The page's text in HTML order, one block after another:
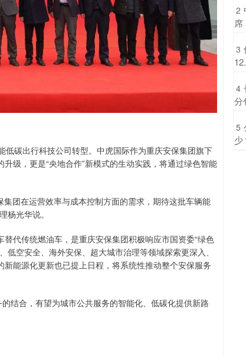
碳出行科技公司转型。中虎国际作为重庆安保集团旗下
级，更是“央地合作”新模式的生动实践，将通过绿色智能
团在运营效率与成本控制方面的需求，期待这批车辆能
杨光华说。
代传统燃油车，是重庆安保集团积极响应市国资委“绿色
空安全、海外安保、超大城市治理等领域探索更深入、
能源化更新也已提上日程，将系统性推动整个安保服务
结合，有望为城市公共服务的智能化、低碳化提供新路
2
席
3
4
分
5
少